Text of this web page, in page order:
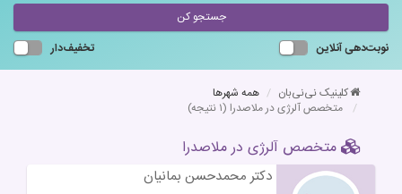
جستجو کن
نوبت‌دهی آنلاین
تخفیف‌دار
کلینیک نی‌نی‌بان
همه شهرها
متخصص آلرژی در ملاصدرا (۱ نتیجه)
متخصص آلرژی در ملاصدرا
دکتر محمدحسن بمانیان